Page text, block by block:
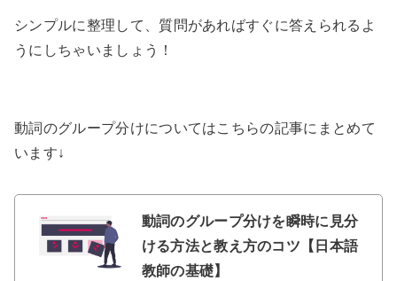
シンプルに整理して、質問があればすぐに答えられるよ
うにしちゃいましょう！
動詞のグループ分けについてはこちらの記事にまとめて
います↓
動詞のグループ分けを瞬時に見分
ける方法と教え方のコツ【日本語
教師の基礎】